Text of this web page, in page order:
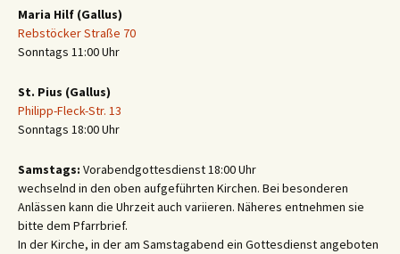
Maria Hilf (Gallus)
Rebstöcker Straße 70
Sonntags 11:00 Uhr
St. Pius (Gallus)
Philipp-Fleck-Str. 13
Sonntags 18:00 Uhr
Samstags: Vorabendgottesdienst 18:00 Uhr
wechselnd in den oben aufgeführten Kirchen. Bei besonderen
Anlässen kann die Uhrzeit auch variieren. Näheres entnehmen sie
bitte dem Pfarrbrief.
In der Kirche, in der am Samstagabend ein Gottesdienst angeboten